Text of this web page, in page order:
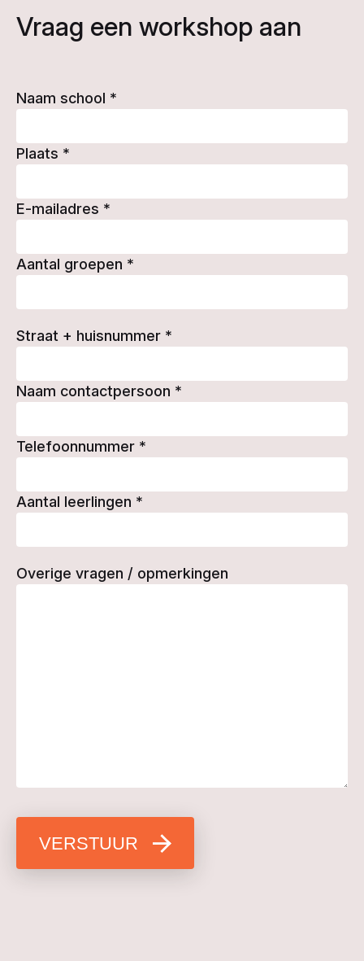
Vraag een workshop aan
Naam school *
Plaats *
E-mailadres *
Aantal groepen *
Straat + huisnummer *
Naam contactpersoon *
Telefoonnummer *
Aantal leerlingen *
Overige vragen / opmerkingen
VERSTUUR